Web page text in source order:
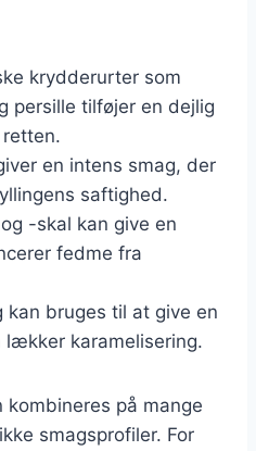
krydderurter som
persille tilføjer en dejlig
en intens smag, der
saftighed.
-skal kan give en
fedme fra
kan bruges til at give en
lækker karamelisering.
kombineres på mange
smagsprofiler. For